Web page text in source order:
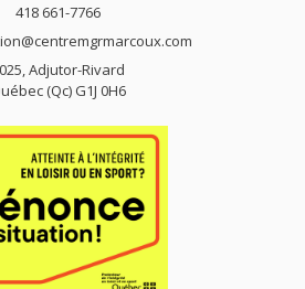
418 661-7766
Adjutor-Rivard
(Qc) G1J 0H6